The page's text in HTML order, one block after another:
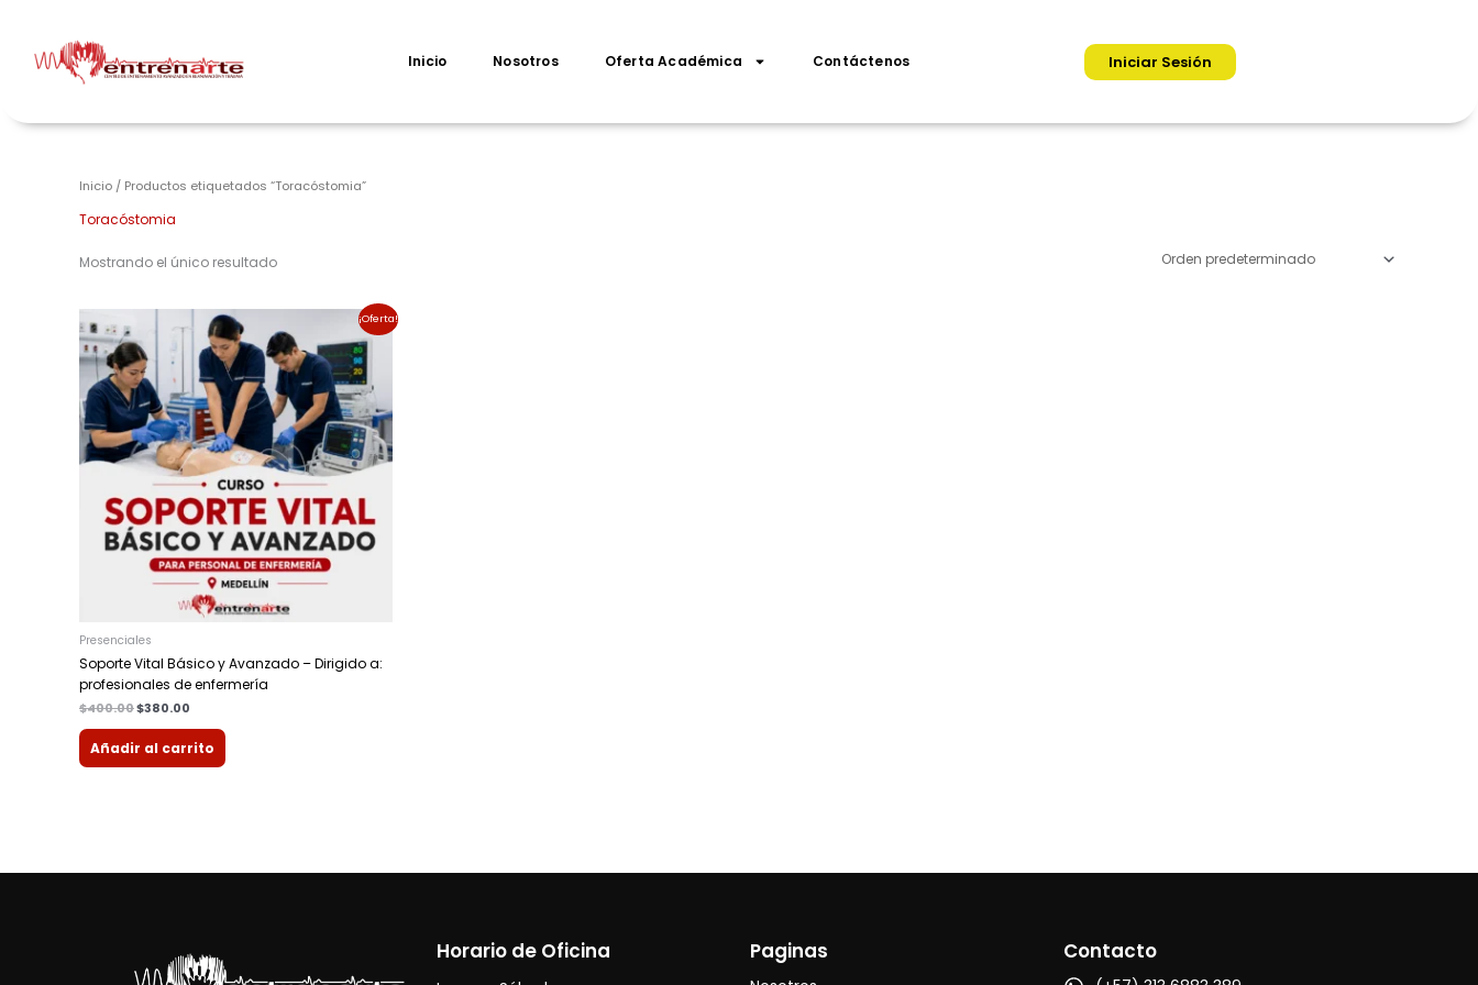
contenido
Inicio Nosotros Oferta Académica Contáctenos Iniciar Sesión
Inicio / Productos etiquetados “Toracóstomia”
Toracóstomia
Mostrando el único resultado
¡Oferta!
Presenciales
Soporte Vital Básico y Avanzado – Dirigido a:
profesionales de enfermería
$400.00
precio
original
era:
$400.00.
$380.00
precio
actual
es:
$380.00.
Añadir al carrito
Horario de Oficina Paginas Contacto